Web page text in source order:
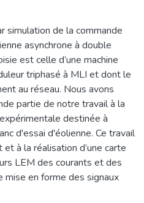
simulation de la commande
asynchrone à double
est celle d’une machine
triphasé à MLI et dont le
au réseau. Nous avons
partie de notre travail à la
destinée à
d'essai d'éolienne. Ce travail
à la réalisation d’une carte
LEM des courants et des
mise en forme des signaux